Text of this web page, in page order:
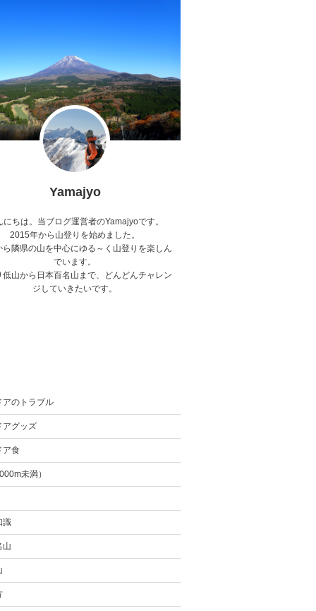
Yamajyo
にちは。当ブログ運営者のYamajyoです。
2015年から山登りを始めました。
ら隣県の山を中心にゆる～く山登りを楽しん
でいます。
低山から日本百名山まで、どんどんチャレン
ジしていきたいです。
アのトラブル
アグッズ
ア食
未満）
識
山